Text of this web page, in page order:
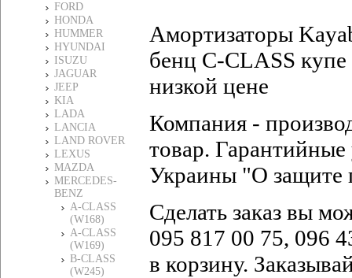
FORD
HONDA
HUMMER
HYUNDAI
ISUZU
JAGUAR
JEEP
KIA
LADA
LANCIA
LAND ROVER
LEXUS
MAZDA
MERCEDES-
BENZ
A-CLASS
(W168)
A-CLASS
(W169)
B-CLASS
(W245)
Амортизаторы
бенц C-CLASS
низкой цене
Компания -
товар. Гарантийные
Украины "О защите
Сделать заказ вы
095 817 00 75, 096
в корзину.